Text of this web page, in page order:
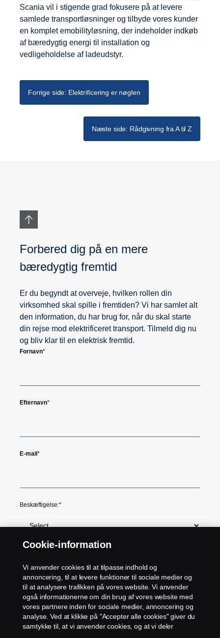
Scania vil i stigende grad fokusere på at levere
samlede transportløsninger og tilbyde vores kunder
en komplet emobilityløsning, der indeholder indkøb
af bæredygtig energi til installation og
vedligeholdelse af ladeudstyr.
Forrige side: Elektrificering er nøglen
Næste side: Rådgivning fra A til Z
Forbered dig på en mere
bæredygtig fremtid
Er du begyndt at overveje, hvilken rollen din
virksomhed skal spille i fremtiden? Vi har samlet alt
den information, du har brug for, når du skal starte
din rejse mod elektrificeret transport. Tilmeld dig nu
og bliv klar til en elektrisk fremtid.
*
Fornavn
*
Efternavn
*
E-mail
*
Beskæftigelse:
Jeg vil gerne holdes opdateret med nyheder, inspiration til
Cookie-information
Vi anvender cookies til at tilpasse indhold og
annoncering, til at levere funktioner til sociale medier og
til at analysere trafikken på vores website. Vi anvender
også informationerne om din brug af vores website med
vores partnere inden for sociale medier, annoncering og
analyse. Ved at klikke på "Accepter alle cookies" giver du
samtykke til, at vi anvender cookies, og at vi deler